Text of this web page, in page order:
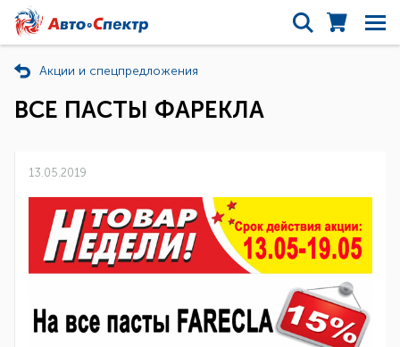
Акции и спецпредложения
ВСЕ ПАСТЫ ФАРЕКЛА
13.05.2019